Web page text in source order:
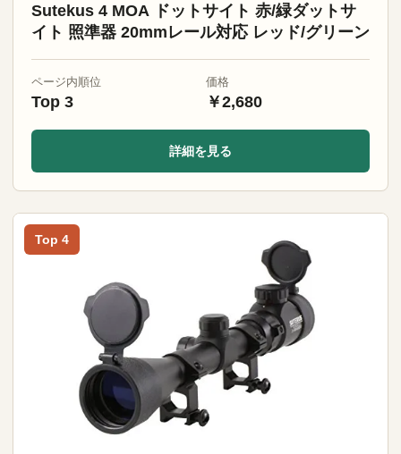
Sutekus 4 MOA ドットサイト 赤/緑ダットサ
イト 照準器 20mmレール対応 レッド/グリーン
ページ内順位
Top 3
価格
￥2,680
詳細を見る
Top 4